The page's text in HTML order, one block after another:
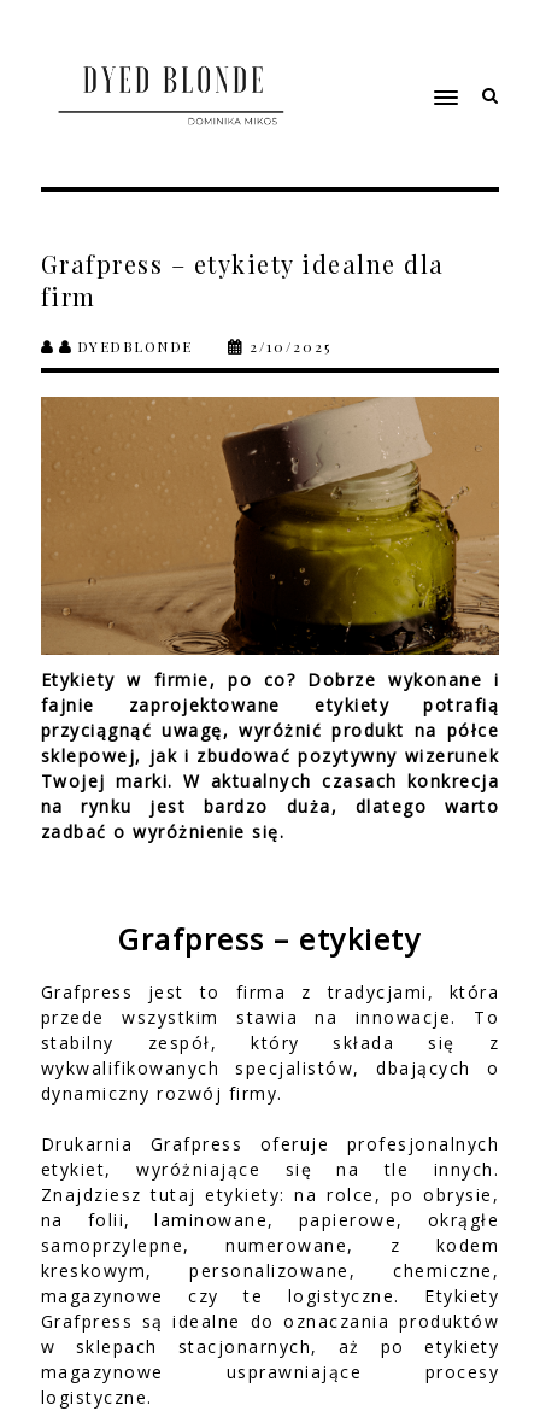
Grafpress – etykiety idealne dla
firm
DYEDBLONDE 2/10/2025
Etykiety w firmie, po co? Dobrze wykonane i
fajnie zaprojektowane etykiety potrafią
przyciągnąć uwagę, wyróżnić produkt na półce
sklepowej, jak i zbudować pozytywny wizerunek
Twojej marki. W aktualnych czasach konkrecja
na rynku jest bardzo duża, dlatego warto
zadbać o wyróżnienie się.
Grafpress – etykiety
Grafpress jest to firma z tradycjami, która
przede wszystkim stawia na innowacje. To
stabilny zespół, który składa się z
wykwalifikowanych specjalistów, dbających o
dynamiczny rozwój firmy.
Drukarnia Grafpress oferuje profesjonalnych
etykiet, wyróżniające się na tle innych.
Znajdziesz tutaj etykiety: na rolce, po obrysie,
na folii, laminowane, papierowe, okrągłe
samoprzylepne, numerowane, z kodem
kreskowym, personalizowane, chemiczne,
magazynowe czy te logistyczne. Etykiety
Grafpress są idealne do oznaczania produktów
w sklepach stacjonarnych, aż po etykiety
magazynowe usprawniające procesy
logistyczne.